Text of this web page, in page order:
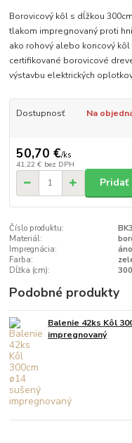
Borovicový kôl s dĺžkou
tlakom impregnovaný proti
ako rohový alebo koncový
certifikované borovicové
výstavbu elektrických
Dostupnosť Na
50,70 €/ks
41,22 € bez DPH
Pridať
Číslo produktu:
Materiál:
Impregnácia:
Farba:
Dĺžka (cm):
300
Podobné produkty
Balenie 42ks Kôl
impregnovaný